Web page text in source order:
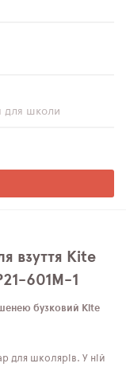
для школи
взуття Kite
601M-1
бузковий Kite
для школярів. У ній